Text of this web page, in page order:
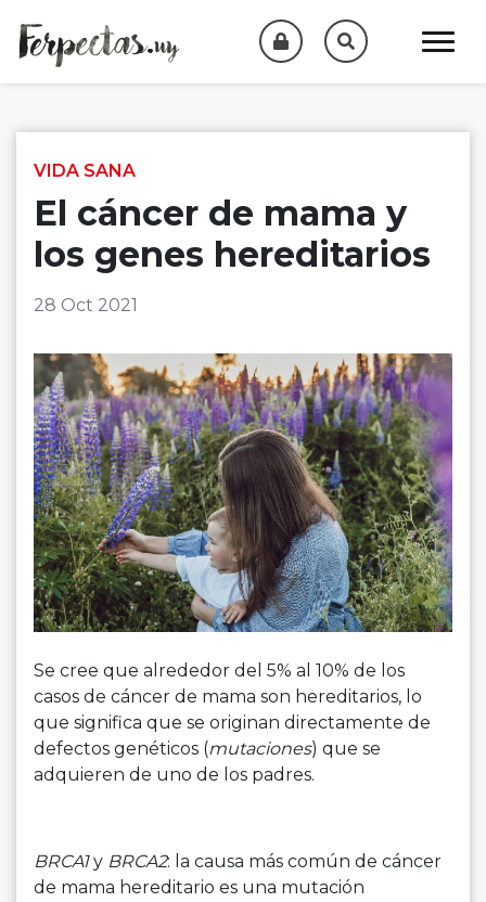
VIDA SANA
El cáncer de mama y
los genes hereditarios
28 Oct 2021
Se cree que alrededor del 5% al 10% de los
casos de cáncer de mama son hereditarios, lo
que significa que se originan directamente de
defectos genéticos (mutaciones) que se
adquieren de uno de los padres.
BRCA1y BRCA2: la causa más común de cáncer
de mama hereditario es una mutación